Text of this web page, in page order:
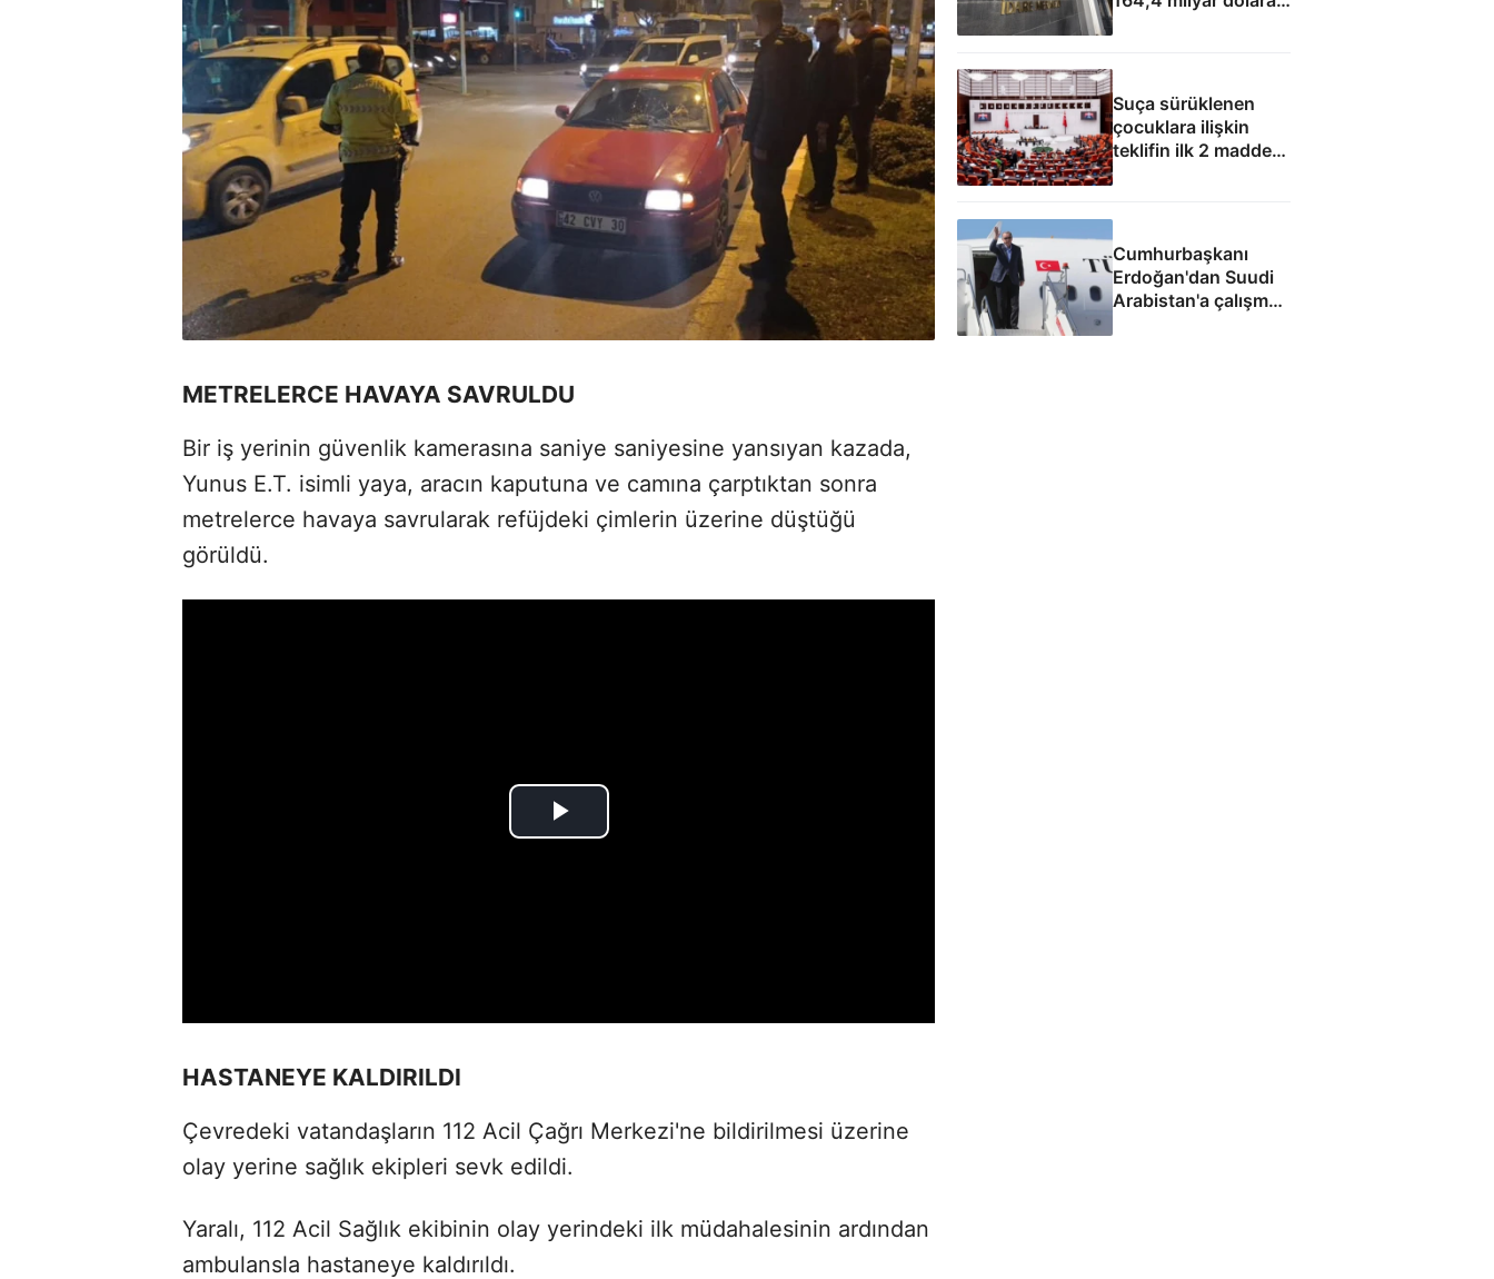
METRELERCE HAVAYA SAVRULDU
Bir iş yerinin güvenlik kamerasına saniye saniyesine yansıyan kazada,
Yunus E.T. isimli yaya, aracın kaputuna ve camına çarptıktan sonra
metrelerce havaya savrularak refüjdeki çimlerin üzerine düştüğü
görüldü.
HASTANEYE KALDIRILDI
Çevredeki vatandaşların 112 Acil Çağrı Merkezi'ne bildirilmesi üzerine
olay yerine sağlık ekipleri sevk edildi.
Yaralı, 112 Acil Sağlık ekibinin olay yerindeki ilk müdahalesinin ardından
ambulansla hastaneye kaldırıldı.
yükseldi
Suça sürüklenen
çocuklara ilişkin
teklifin ilk 2 maddesi
kabul edildi
Cumhurbaşkanı
Erdoğan'dan Suudi
Arabistan'a çalışma